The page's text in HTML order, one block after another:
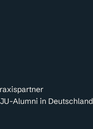
Alumni in Deutschland